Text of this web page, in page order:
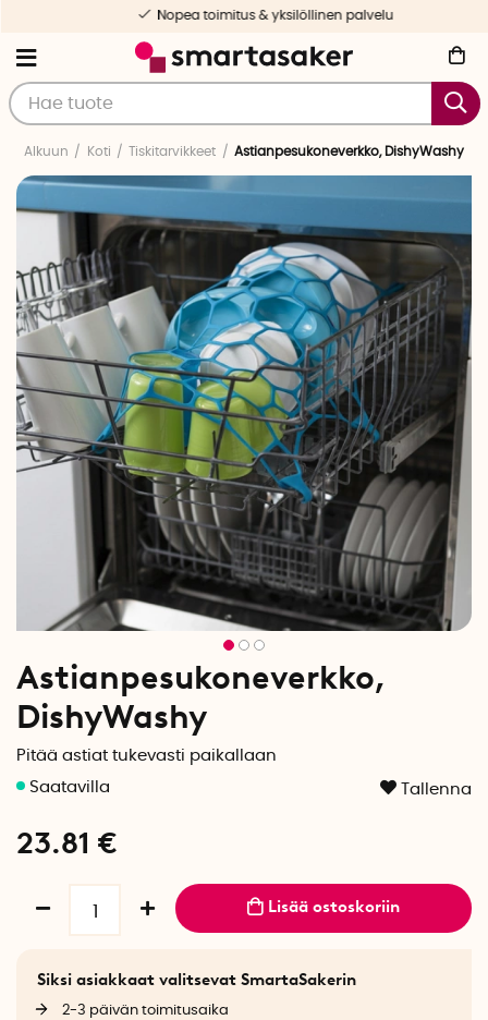
Nopea toimitus & yksilöllinen palvelu
Alkuun Koti Tiskitarvikkeet Astianpesukoneverkko, DishyWashy
Astianpesukoneverkko,
DishyWashy
Pitää astiat tukevasti paikallaan
Tallenna
23.81 €
Lisää ostoskoriin
Siksi asiakkaat valitsevat SmartaSakerin
2-3 päivän toimitusaika